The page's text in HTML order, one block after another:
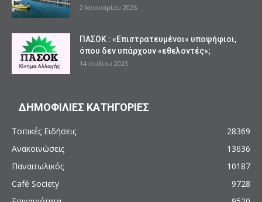
2 Ιανουαρίου 2026
ΠΑΣΟΚ : «Επιστρατευμένοι» υποψήφιοι,
όπου δεν υπάρχουν «εθελοντές»;
14 Ιουλίου 2023
ΔΗΜΟΦΙΛΙΕΣ ΚΑΤΗΓΟΡΙΕΣ
Τοπικές Ειδήσεις
28369
Ανακοινώσεις
13636
Παναιτωλικός
10187
Café Society
9728